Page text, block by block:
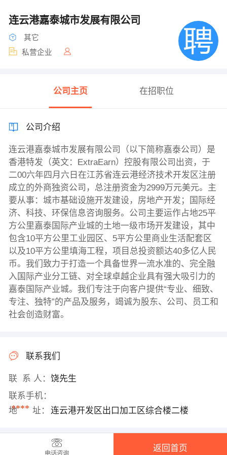
连云港嘉泰城市发展有限公司
其它
私营企业
公司主页 在招职位
公司介绍
连云港嘉泰城市发展有限公司（以下简称嘉泰公司）是
香港特发（英文：ExtraEarn）控股有限公司出资，于
二00六年四月六日在江苏省连云港经济技术开发区注册
成立的外商独资公司，总注册资金为2999万元美元。主
要从事：城市基础设施开发建设，房地产开发；国际经
济、科技、环保信息咨询服务。公司主要运作占地25平
方公里嘉泰国际产业城的土地一级市场开发建设，其中
包含10平方公里工业园区、5平方公里商业生活配套区
以及10平方公里填海工程，项目总投资额达40多亿人民
币。我们致力于打造一个具备世界一流水准的、完全融
入国际产业分工链、对全球卓越企业具有强大吸引力的
嘉泰国际产业城。我们专注于向客户提供“专业、细致、
专注、独特”的产品及服务，竭诚为股东、公司、员工和
社会创造财富。
联系我们
联 系 人： 饶先生
联系手机：
****
地 址： 连云港开发区出口加工区综合楼二楼
电话咨询
返回首页